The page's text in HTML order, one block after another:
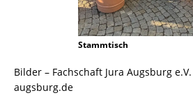
Stammtisch
Bilder – Fachschaft Jura Augsburg
augsburg.de